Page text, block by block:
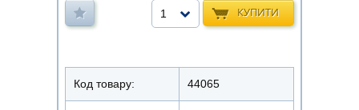
КУПИТИ
1
Код товару: 44065